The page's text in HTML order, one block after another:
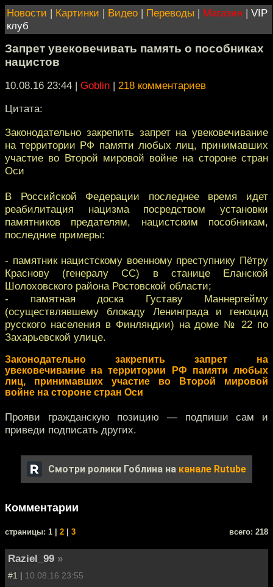
Новости | Картинки | Видео | Переводы | Магазин | VIP
клуб
Запрет увековечивать память о пособниках
нацистов
10.08.16 23:44 | Goblin | 218 комментариев
Цитата:
Законодательно закрепить запрет на увековечивание
на территории РФ памяти любых лиц, принимавших
участие во Второй мировой войне на стороне стран
Оси
В Российской Федерации последнее время идет
реабилитация нацизма посредством установки
памятников предателям, нацистским пособникам,
последние примеры:
- памятник нацистскому военному преступнику Пётру
Краснову (генералу СС) в станице Еланской
Шолоховского района Ростовской области;
- памятная доска Густаву Маннергейму
(осуществлявшему блокаду Ленинграда и геноцид
русского населения в Финляндии) на доме № 22 по
Захарьевской улице.
Законодательно закрепить запрет на
увековечивание на территории РФ памяти любых
лиц, принимавших участие во Второй мировой
войне на стороне стран Оси
Прояви гражданскую позицию — подпиши сам и
приведи подписать других.
Смотри ролики Гоблина на канале Rutube
Комментарии
cтраницы: 1 | 2 3 всего: 218
Raziel_99 »
#1 | 10.08.16 23:55